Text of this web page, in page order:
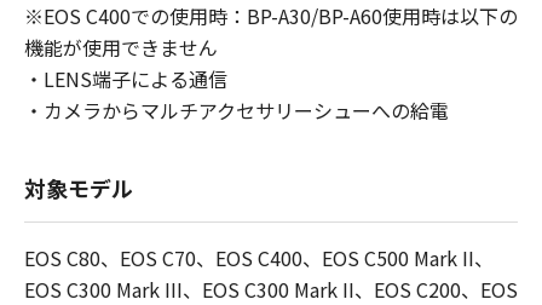
※EOS C400での使用時：BP-A30/BP-A60使用時は以下の
機能が使用できません
・LENS端子による通信
・カメラからマルチアクセサリーシューへの給電
対象モデル
EOS C80、EOS C70、EOS C400、EOS C500 Mark II、
EOS C300 Mark III、EOS C300 Mark II、EOS C200、EOS